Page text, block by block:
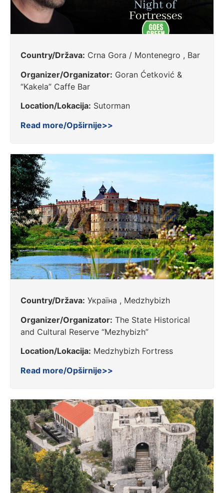
Country/Država: Crna Gora / Montenegro , Bar
Organizer/Organizator: Goran Ćetković &
“Kakela” Caffe Bar
Location/Lokacija: Sutorman
Read more/Opširnije>>
Country/Država: Україна , Medzhybizh
Organizer/Organizator: The State Historical
and Cultural Reserve “Mezhybizh”
Location/Lokacija: Medzhybizh Fortress
Read more/Opširnije>>